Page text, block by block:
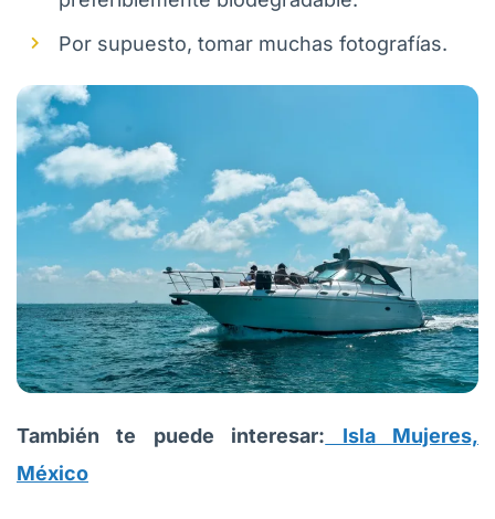
Por supuesto, tomar muchas fotografías.
También te puede interesar: Isla Mujeres,
México